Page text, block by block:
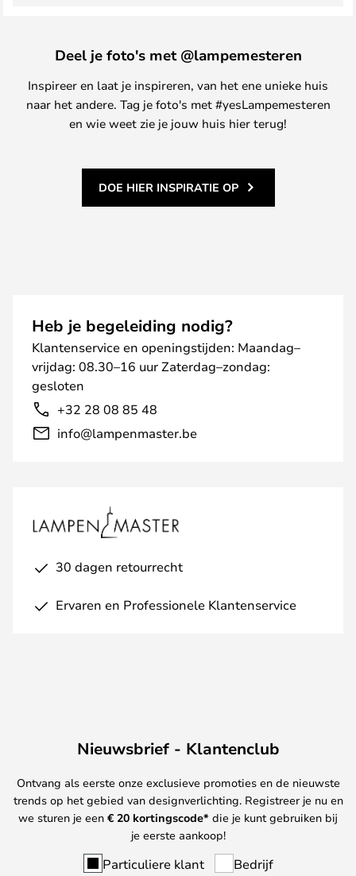
Deel je foto's met @lampemesteren
Inspireer en laat je inspireren, van het ene unieke huis
naar het andere. Tag je foto's met #yesLampemesteren
en wie weet zie je jouw huis hier terug!
DOE HIER INSPIRATIE OP
Heb je begeleiding nodig?
Klantenservice en openingstijden: Maandag–
vrijdag: 08.30–16 uur Zaterdag–zondag:
gesloten
+32 28 08 85 48
info@lampenmaster.be
30 dagen retourrecht
Ervaren en Professionele Klantenservice
Nieuwsbrief - Klantenclub
Ontvang als eerste onze exclusieve promoties en de nieuwste
trends op het gebied van designverlichting. Registreer je nu en
we sturen je een € 20 kortingscode* die je kunt gebruiken bij
je eerste aankoop!
Particuliere klant Bedrijf